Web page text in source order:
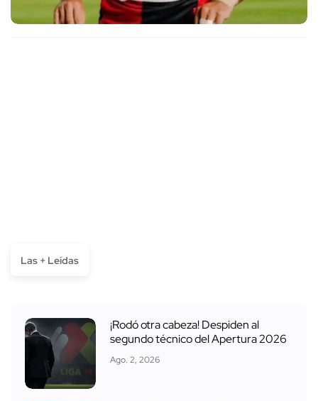
Las + Leídas
¡Rodó otra cabeza! Despiden al
segundo técnico del Apertura 2026
Ago. 2, 2026